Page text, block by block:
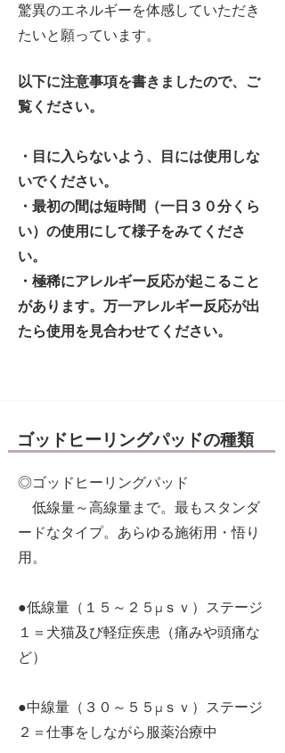
驚異のエネルギーを体感していただき
たいと願っています。
​以下に注意事項を書きましたので、ご
覧ください。
・目に入らないよう、目には使用しな
いでください。
・最初の間は短時間（一日３０分くら
い）の使用にして様子をみてくださ
い。
・極稀にアレルギー反応が起こること
があります。万一アレルギー反応が出
たら使用を見合わせてください。
ゴッドヒーリングパッドの種類
◎ゴッドヒーリングパッド
低線量～高線量まで。最もスタンダ
ードなタイプ。あらゆる施術用・悟り
用。
●低線量（１５～２５μｓｖ）ステージ
１＝犬猫及び軽症疾患（痛みや頭痛な
ど）
●中線量（３０～５５μｓｖ）ステージ
２＝仕事をしながら服薬治療中